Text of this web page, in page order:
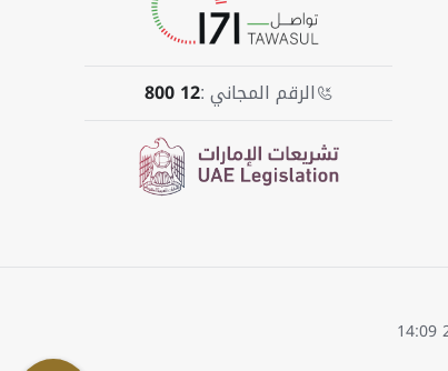
الرقم المجاني :800 12